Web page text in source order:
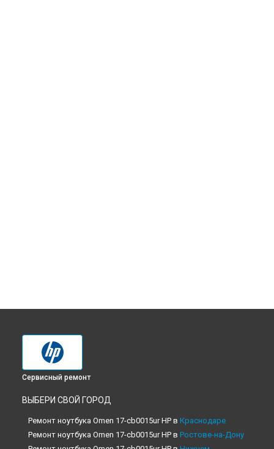
Сервисный ремонт
ВЫБЕРИ СВОЙ ГОРОД
Ремонт ноутбука Omen 17-cb0015ur HP в Краснодаре
Ремонт ноутбука Omen 17-cb0015ur HP в Ростове-на-Дону